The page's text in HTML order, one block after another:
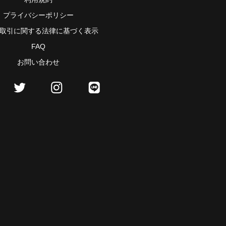
プライバシーポリシー
引に関する法律に基づく表示
FAQ
お問い合わせ